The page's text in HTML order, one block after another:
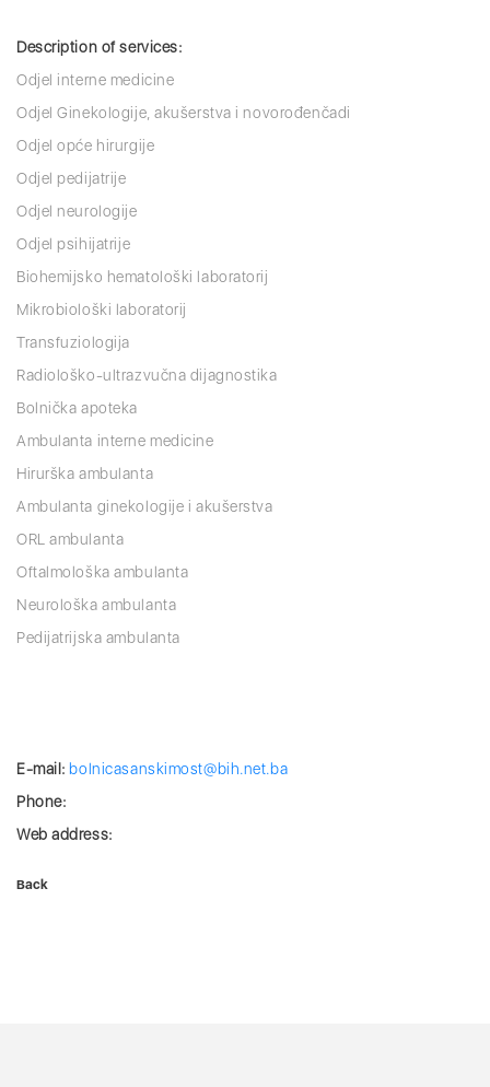
Description of services:
Odjel interne medicine
Odjel Ginekologije, akušerstva i novorođenčadi
Odjel opće hirurgije
Odjel pedijatrije
Odjel neurologije
Odjel psihijatrije
Biohemijsko hematološki laboratorij
Mikrobiološki laboratorij
Transfuziologija
Radiološko-ultrazvučna dijagnostika
Bolnička apoteka
Ambulanta interne medicine
Hirurška ambulanta
Ambulanta ginekologije i akušerstva
ORL ambulanta
Oftalmološka ambulanta
Neurološka ambulanta
Pedijatrijska ambulanta
E-mail: bolnicasanskimost@bih.net.ba
Phone:
Web address:
Back